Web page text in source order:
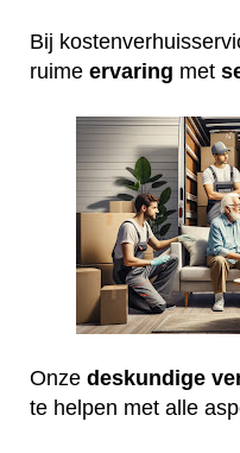
Bij
ruime ervaring met
Onze deskundige
te helpen met alle